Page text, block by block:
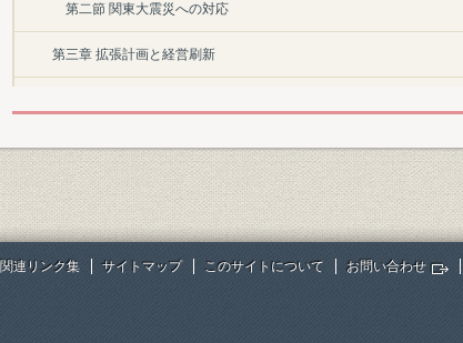
第二節 関東大震災への対応
第三章 拡張計画と経営刷新
第二節 業績回復への諸施策
第四章 戦時統制経済下の経営
第一節 日華事変前後の動静
関連リンク集 サイトマップ このサイトについて お問い合わせ